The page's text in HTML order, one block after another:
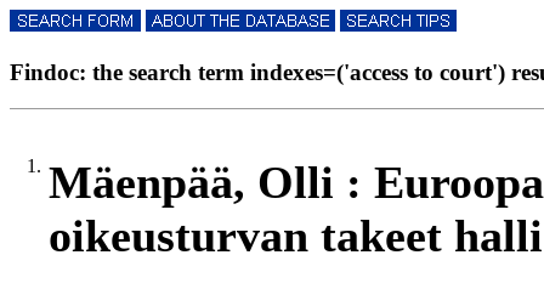
Findoc: the search term indexes=('access to court')
1. Mäenpää, Olli :
oikeusturvan takeet